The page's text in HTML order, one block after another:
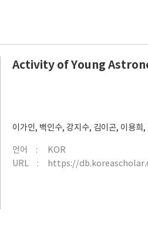
Activity of Young
이가인, 백인수,강지수, 김이곤, 이용희,
언어
KOR
URL
https://